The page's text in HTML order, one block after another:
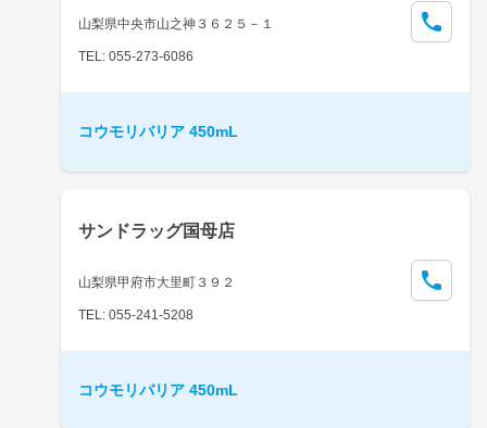
山梨県中央市山之神３６２５－１
TEL: 055-273-6086
コウモリバリア 450mL
サンドラッグ国母店
山梨県甲府市大里町３９２
TEL: 055-241-5208
コウモリバリア 450mL